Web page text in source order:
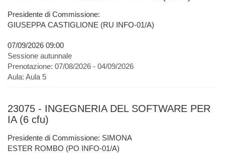
Presidente di Commissione:
GIUSEPPA CASTIGLIONE (RU INFO-01/A)
07/09/2026 09:00
Sessione autunnale
Prenotazione: 07/08/2026 - 04/09/2026
Aula: Aula 5
23075 - INGEGNERIA DEL SOFTWARE PER
IA (6 cfu)
Presidente di Commissione: SIMONA
ESTER ROMBO (PO INFO-01/A)